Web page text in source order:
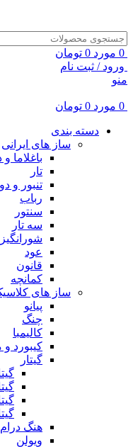
0 مورد 0 تومان
ورود / ثبت نام
منو
0 مورد 0 تومان
دسته بندی
ساز های ایرانی
باغلاما و
تار
تنبور و
رباب
سنتور
سه تار
شورانگیز
عود
قانون
کمانچه
ساز های
پیانو
چنگ
کالیمبا
کیبورد و
گیتار
هنگ درام
ویولن